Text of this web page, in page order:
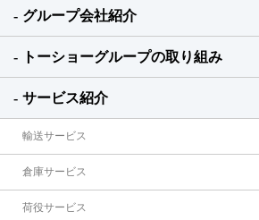
グループ会社紹介
トーショーグループの取り組み
サービス紹介
輸送サービス
倉庫サービス
荷役サービス